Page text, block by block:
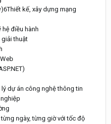
kế, xây dựng mạng
điều hành
giải thuật
lý dự án công nghệ thông tin
ngày, từng giờ với tốc độ